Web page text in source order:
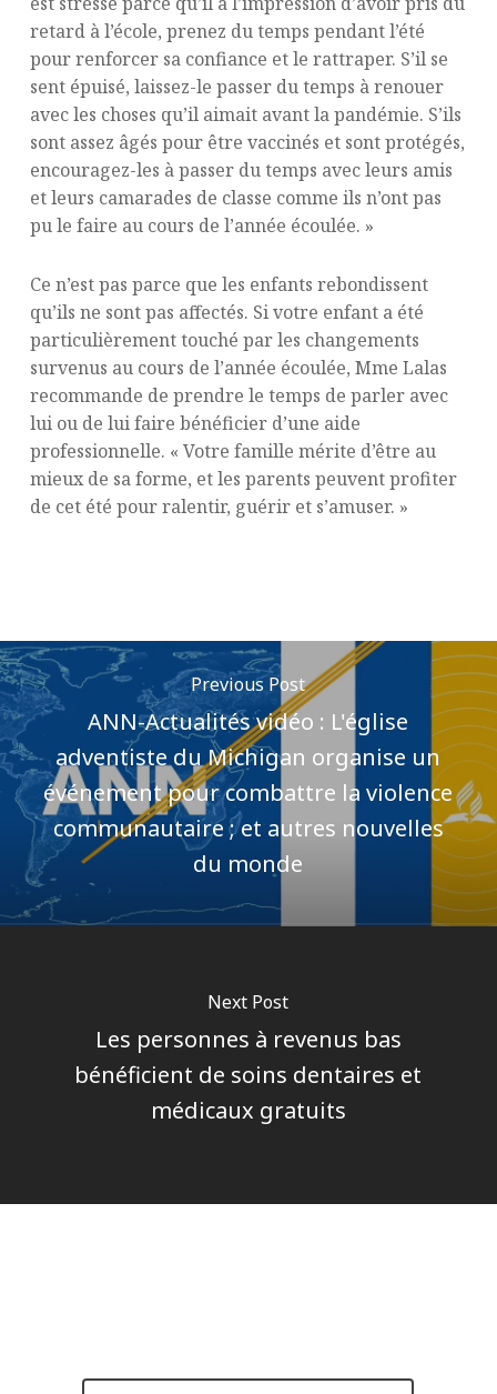
retard à l’école, prenez du temps pendant l’été
pour renforcer sa confiance et le rattraper. S’il se
sent épuisé, laissez-le passer du temps à renouer
avec les choses qu’il aimait avant la pandémie. S’ils
sont assez âgés pour être vaccinés et sont protégés,
encouragez-les à passer du temps avec leurs amis
et leurs camarades de classe comme ils n’ont pas
pu le faire au cours de l’année écoulée. »
Ce n’est pas parce que les enfants rebondissent
qu’ils ne sont pas affectés. Si votre enfant a été
particulièrement touché par les changements
survenus au cours de l’année écoulée, Mme Lalas
recommande de prendre le temps de parler avec
lui ou de lui faire bénéficier d’une aide
professionnelle. « Votre famille mérite d’être au
mieux de sa forme, et les parents peuvent profiter
de cet été pour ralentir, guérir et s’amuser. »
Previous Post
ANN-Actualités vidéo : L'église
adventiste du Michigan organise un
événement pour combattre la violence
communautaire ; et autres nouvelles
du monde
Next Post
Les personnes à revenus bas
bénéficient de soins dentaires et
médicaux gratuits